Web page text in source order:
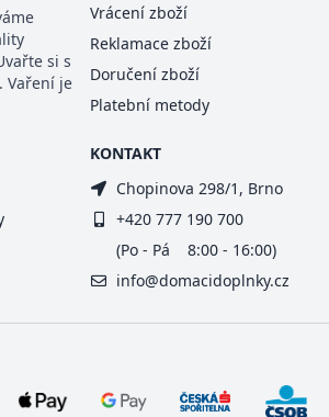
si s
Vaření je
Vrácení zboží
Reklamace zboží
Doručení zboží
Platební metody
KONTAKT
Chopinova 298/1, Brno
+420 777 190 700
(Po - Pá 8:00 - 16:00)
info@domacidoplnky.cz